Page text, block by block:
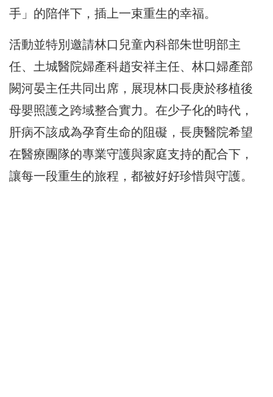
手」的陪伴下，插上一束重生的幸福。
活動並特別邀請林口兒童內科部朱世明部主
任、土城醫院婦產科趙安祥主任、林口婦產部
闕河晏主任共同出席，展現林口長庚於移植後
母嬰照護之跨域整合實力。在少子化的時代，
肝病不該成為孕育生命的阻礙，長庚醫院希望
在醫療團隊的專業守護與家庭支持的配合下，
讓每一段重生的旅程，都被好好珍惜與守護。